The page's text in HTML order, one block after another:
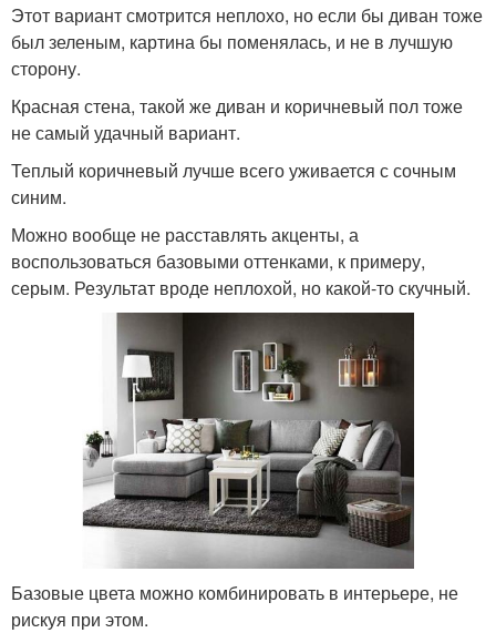
Этот вариант смотрится неплохо, но если бы диван тоже
был зеленым, картина бы поменялась, и не в лучшую
сторону.
Красная стена, такой же диван и коричневый пол тоже
не самый удачный вариант.
Теплый коричневый лучше всего уживается с сочным
синим.
Можно вообще не расставлять акценты, а
воспользоваться базовыми оттенками, к примеру,
серым. Результат вроде неплохой, но какой-то скучный.
Базовые цвета можно комбинировать в интерьере, не
рискуя при этом.